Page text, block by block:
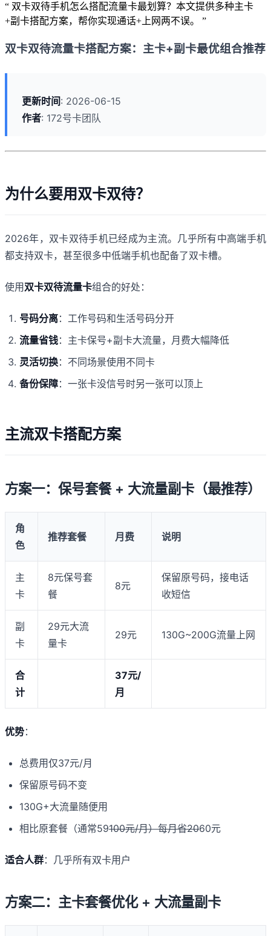
“ 双卡双待手机怎么搭配流量卡最划算？本文提供多种主卡
+副卡搭配方案，帮你实现通话+上网两不误。 ”
双卡双待流量卡搭配方案：主卡+副卡最优组合推荐
更新时间: 2026-06-15
作者: 172号卡团队
为什么要用双卡双待？
2026年，双卡双待手机已经成为主流。几乎所有中高端手机
都支持双卡，甚至很多中低端手机也配备了双卡槽。
使用双卡双待流量卡组合的好处：
号码分离：工作号码和生活号码分开
流量省钱：主卡保号+副卡大流量，月费大幅降低
灵活切换：不同场景使用不同卡
备份保障：一张卡没信号时另一张可以顶上
主流双卡搭配方案
方案一：保号套餐 + 大流量副卡（最推荐）
角
色
推荐套餐 月费 说明
主
卡
8元保号套
餐
8元
保留原号码，接电话
收短信
副
卡
29元大流
量卡
29元 130G~200G流量上网
合
计
37元/
月
优势：
总费用仅37元/月
保留原号码不变
130G+大流量随便用
相比原套餐（通常59100元/月）每月省2060元
适合人群：几乎所有双卡用户
方案二：主卡套餐优化 + 大流量副卡